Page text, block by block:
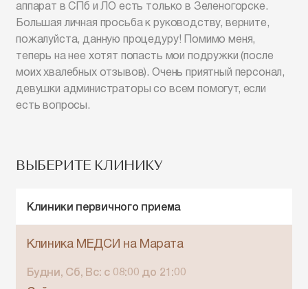
аппарат в СПб и ЛО есть только в Зеленогорске.
Большая личная просьба к руководству, верните,
пожалуйста, данную процедуру! Помимо меня,
теперь на нее хотят попасть мои подружки (после
моих хвалебных отзывов). Очень приятный персонал,
девушки администраторы со всем помогут, если
есть вопросы.
ВЫБЕРИТЕ КЛИНИКУ
Клиники первичного приема
Клиника МЕДСИ на Марата
Будни, Сб, Вс: c 08:00 до 21:00